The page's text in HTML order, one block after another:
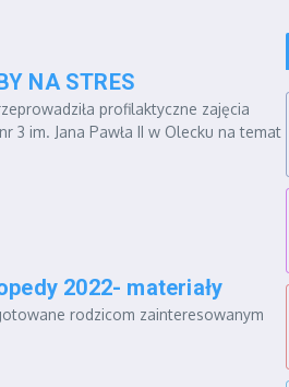
NA STRES
profilaktyczne zajęcia
3 im. Jana Pawła II w Olecku na temat
2022- materiały
rodzicom zainteresowanym